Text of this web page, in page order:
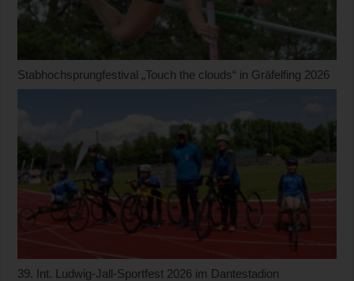
Stabhochsprungfestival „Touch the clouds“ in Gräfelfing 2026
39. Int. Ludwig-Jall-Sportfest 2026 im Dantestadion